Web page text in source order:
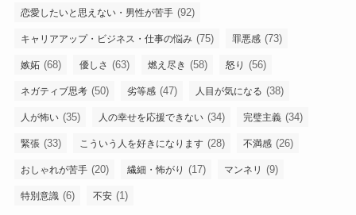
恋愛したいと思えない・男性が苦手 (92)
キャリアアップ・ビジネス・仕事の悩み (75) 罪悪感 (73)
嫉妬 (68) 優しさ (63) 燃え尽き (58) 怒り (56)
ネガティブ思考 (50) 劣等感 (47) 人目が気になる (38)
人が怖い (35) 人の幸せを応援できない (34) 完璧主義 (34)
緊張 (33) こういう人を好きになります (28) 不満感 (26)
おしゃれが苦手 (20) 繊細・怖がり (17) マンネリ (9)
特別意識 (6) 不安 (1)